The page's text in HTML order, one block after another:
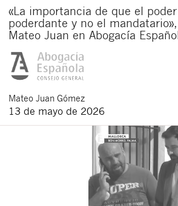
«La importancia de que el
poderdante y no el
Mateo Juan en Abogacía
Mateo Juan Gómez
13 de mayo de 2026